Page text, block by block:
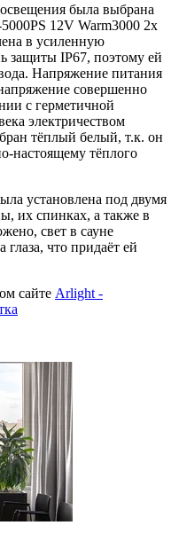
была выбрана
12V Warm3000 2x
в усиленную
защиты IP67, поэтому ей
Напряжение питания
совершенно
с герметичной
электричеством
тёплый белый, т.к. он
настоящему тёплого
установлена под двумя
их спинках, а также в
свет в сауне
что придаёт ей
сайте Arlight -